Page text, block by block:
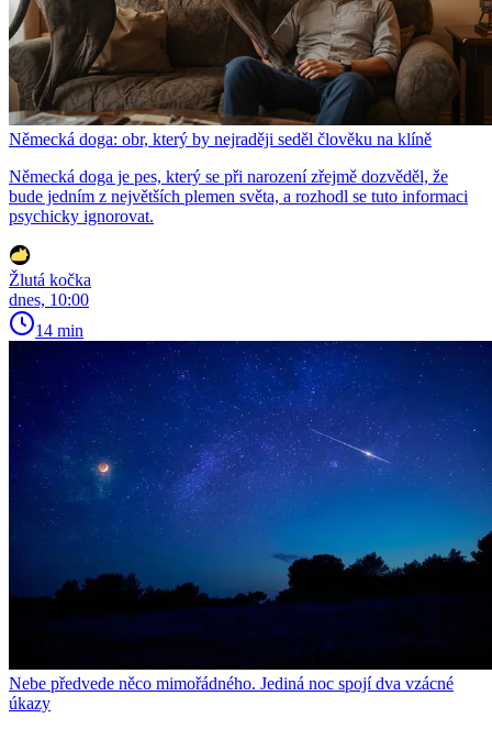
Německá doga: obr, který by nejraději seděl člověku na klíně
Německá doga je pes, který se při narození zřejmě dozvěděl, že
bude jedním z největších plemen světa, a rozhodl se tuto informaci
psychicky ignorovat.
Žlutá kočka
dnes, 10:00
14 min
Nebe předvede něco mimořádného. Jediná noc spojí dva vzácné
úkazy